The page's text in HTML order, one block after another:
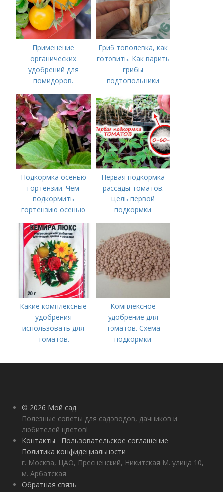
Применение
органических
удобрений для
помидоров.
удобрения для
томатов
Гриб тополевка, как
готовить. Как варить
грибы
подтопольники
Подкормка осенью
гортензии. Чем
подкормить
гортензию осенью
Первая подкормка
рассады томатов.
Цель первой
подкормки
Какие комплексные
удобрения
использовать для
томатов.
комплексные
Комплексное
удобрение для
томатов. Схема
подкормки
рассады до сбора
© 2026 Мой сад
Полезные советы для садоводов, дачников и
любителей цветов!
Контакты
Пользовательское соглашение
Политика конфидециальности
г. Москва, ЦАО, Пресненский, Никитская М. улица 10,
м. Арбатская
Обратная связь